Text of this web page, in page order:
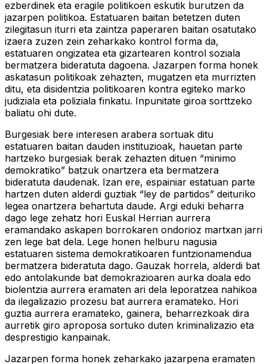
ezberdinek eta eragile politikoen eskutik burutzen da
jazarpen politikoa. Estatuaren baitan betetzen duten
zilegitasun iturri eta zaintza paperaren baitan osatutako
izaera zuzen zein zeharkako kontrol forma da,
estatuaren ongizatea eta gizartearen kontrol soziala
bermatzera bideratuta dagoena. Jazarpen forma honek
askatasun politikoak zehazten, mugatzen eta murrizten
ditu, eta disidentzia politikoaren kontra egiteko marko
judiziala eta poliziala finkatu. Inpunitate giroa sorttzeko
baliatu ohi dute.
Burgesiak bere interesen arabera sortuak ditu
estatuaren baitan dauden instituzioak, hauetan parte
hartzeko burgesiak berak zehazten dituen “minimo
demokratiko” batzuk onartzera eta bermatzera
bideratuta daudenak. Izan ere, espainiar estatuan parte
hartzen duten alderdi guztiak “ley de partidos” deituriko
legea onartzera behartuta daude. Argi eduki beharra
dago lege zehatz hori Euskal Herrian aurrera
eramandako askapen borrokaren ondorioz martxan jarri
zen lege bat dela. Lege honen helburu nagusia
estatuaren sistema demokratikoaren funtzionamendua
bermatzera bideratuta dago. Gauzak horrela, alderdi bat
edo antolakunde bat demokrazioaren aurka doala edo
biolentzia aurrera eramaten ari dela leporatzea nahikoa
da ilegalizazio prozesu bat aurrera eramateko. Hori
guztia aurrera eramateko, gainera, beharrezkoak dira
aurretik giro aproposa sortuko duten kriminalizazio eta
desprestigio kanpainak.
Jazarpen forma honek zeharkako jazarpena eramaten